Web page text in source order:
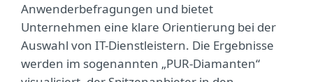
Anwenderbefragungen und bietet
Unternehmen eine klare Orientierung bei der
Auswahl von IT-Dienstleistern. Die Ergebnisse
werden im sogenannten „PUR-Diamanten“